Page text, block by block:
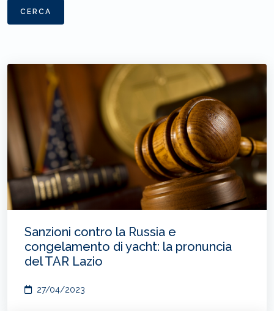
CERCA
Sanzioni contro la Russia e
congelamento di yacht: la pronuncia
del TAR Lazio
27/04/2023